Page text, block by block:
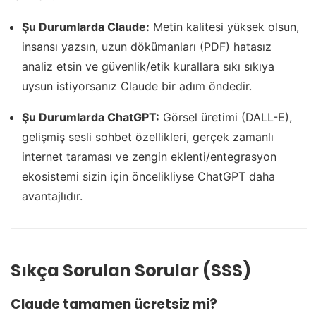
Şu Durumlarda Claude: Metin kalitesi yüksek olsun,
insansı yazsın, uzun dökümanları (PDF) hatasız
analiz etsin ve güvenlik/etik kurallara sıkı sıkıya
uysun istiyorsanız Claude bir adım öndedir.
Şu Durumlarda ChatGPT: Görsel üretimi (DALL-E),
gelişmiş sesli sohbet özellikleri, gerçek zamanlı
internet taraması ve zengin eklenti/entegrasyon
ekosistemi sizin için öncelikliyse ChatGPT daha
avantajlıdır.
Sıkça Sorulan Sorular (SSS)
Claude tamamen ücretsiz mi?